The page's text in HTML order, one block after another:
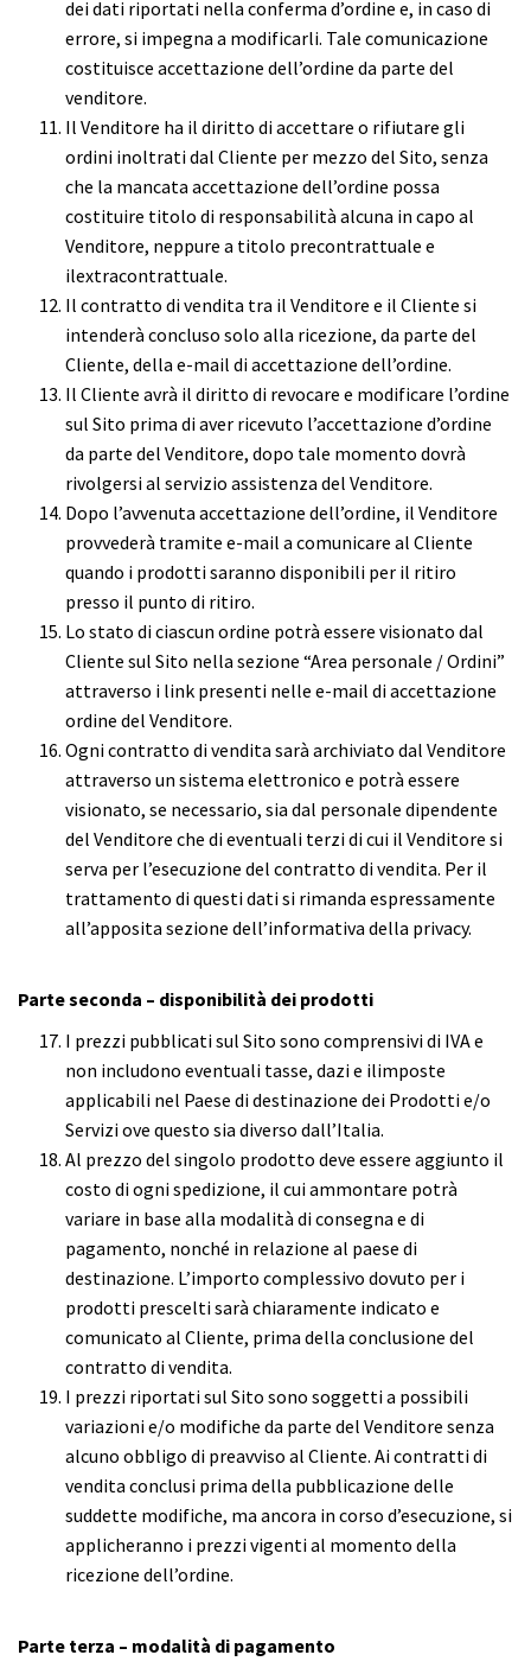
dei dati riportati nella conferma d’ordine e, in caso di
errore, si impegna a modificarli. Tale comunicazione
costituisce accettazione dell’ordine da parte del
venditore.
Il Venditore ha il diritto di accettare o rifiutare gli
ordini inoltrati dal Cliente per mezzo del Sito, senza
che la mancata accettazione dell’ordine possa
costituire titolo di responsabilità alcuna in capo al
Venditore, neppure a titolo precontrattuale e
ilextracontrattuale.
Il contratto di vendita tra il Venditore e il Cliente si
intenderà concluso solo alla ricezione, da parte del
Cliente, della e-mail di accettazione dell’ordine.
Il Cliente avrà il diritto di revocare e modificare l’ordine
sul Sito prima di aver ricevuto l’accettazione d’ordine
da parte del Venditore, dopo tale momento dovrà
rivolgersi al servizio assistenza del Venditore.
Dopo l’avvenuta accettazione dell’ordine, il Venditore
provvederà tramite e-mail a comunicare al Cliente
quando i prodotti saranno disponibili per il ritiro
presso il punto di ritiro.
Lo stato di ciascun ordine potrà essere visionato dal
Cliente sul Sito nella sezione “Area personale / Ordini”
attraverso i link presenti nelle e-mail di accettazione
ordine del Venditore.
Ogni contratto di vendita sarà archiviato dal Venditore
attraverso un sistema elettronico e potrà essere
visionato, se necessario, sia dal personale dipendente
del Venditore che di eventuali terzi di cui il Venditore si
serva per l’esecuzione del contratto di vendita. Per il
trattamento di questi dati si rimanda espressamente
all’apposita sezione dell’informativa della privacy.
Parte seconda – disponibilità dei prodotti
I prezzi pubblicati sul Sito sono comprensivi di IVA e
non includono eventuali tasse, dazi e ilimposte
applicabili nel Paese di destinazione dei Prodotti e/o
Servizi ove questo sia diverso dall’Italia.
Al prezzo del singolo prodotto deve essere aggiunto il
costo di ogni spedizione, il cui ammontare potrà
variare in base alla modalità di consegna e di
pagamento, nonché in relazione al paese di
destinazione. L’importo complessivo dovuto per i
prodotti prescelti sarà chiaramente indicato e
comunicato al Cliente, prima della conclusione del
contratto di vendita.
I prezzi riportati sul Sito sono soggetti a possibili
variazioni e/o modifiche da parte del Venditore senza
alcuno obbligo di preavviso al Cliente. Ai contratti di
vendita conclusi prima della pubblicazione delle
suddette modifiche, ma ancora in corso d’esecuzione, si
applicheranno i prezzi vigenti al momento della
ricezione dell’ordine.
Parte terza – modalità di pagamento